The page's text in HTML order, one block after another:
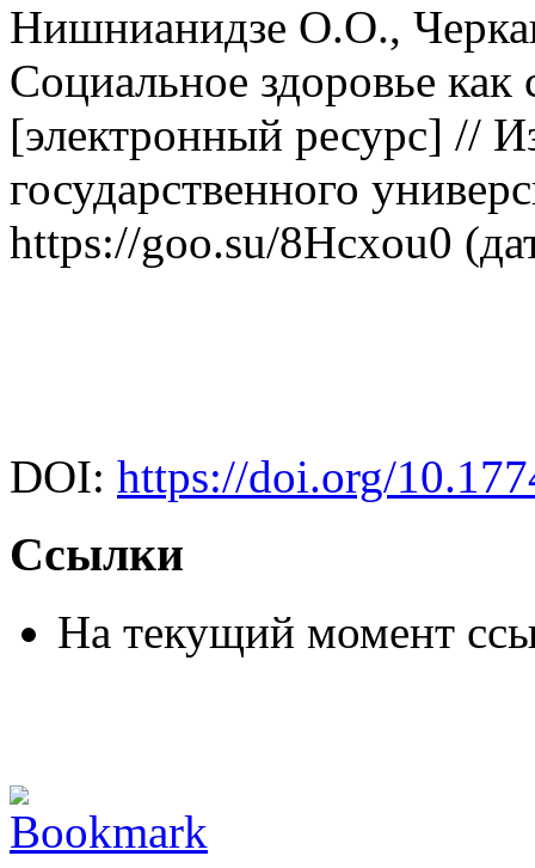
Нишнианидзе О.О.,
Социальное здоровье
[электронный ресурс] //
государственного
https://goo.su/8Hcxou0
DOI: https://doi.org/
Ссылки
На текущий момент